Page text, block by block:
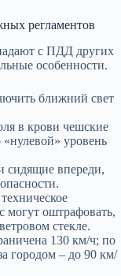
регламентов
с ПДД других
особенности.
ближний свет
в крови чешские
уровень
сидящие впереди,
могут оштрафовать,
стекле.
130 км/ч; по
городом – до 90 км/